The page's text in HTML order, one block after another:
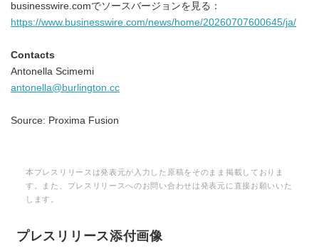
businesswire.comでソースバージョンを見る：
https://www.businesswire.com/news/home/20260707600645/ja/
Contacts
Antonella Scimemi
antonella@burlington.cc
Source: Proxima Fusion
本プレスリリースは発表元が入力した原稿をそのまま掲載しておりま
す。また、プレスリリースへのお問い合わせは発表元に直接お願いいた
します。
プレスリリース添付画像